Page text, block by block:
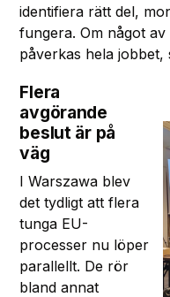
identifiera rätt del,
fungera. Om något
påverkas hela jobbet,
Flera
avgörande
beslut är på
väg
I Warszawa blev
det tydligt att flera
tunga EU-
processer nu löper
parallellt. De rör
bland annat